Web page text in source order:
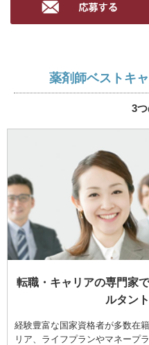
薬剤師ベストキ
3
転職・キャリアの専門家
ルタン
経験豊富な国家資格者が多数在
リア、ライフプランやマネープ